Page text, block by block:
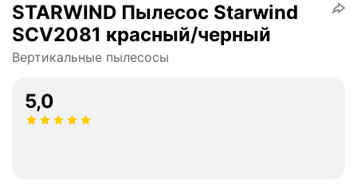
STARWIND Пылесос Starwind
SCV2081 красный/черный
Вертикальные пылесосы
5,0